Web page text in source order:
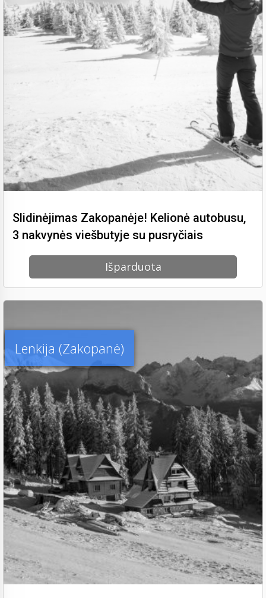
Slidinėjimas Zakopanėje! Kelionė autobusu,
3 nakvynės viešbutyje su pusryčiais
Išparduota
Lenkija (Zakopanė)